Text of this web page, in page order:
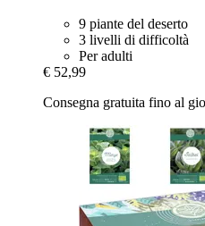
9 piante del deserto
3 livelli di difficoltà
Per adulti
€ 52,99
Consegna gratuita fino al